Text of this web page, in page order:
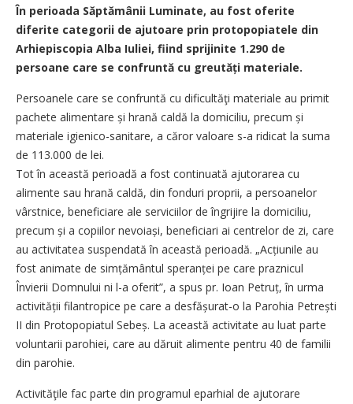
În perioada Săptămânii Luminate, au fost oferite
diferite categorii de ajutoare prin protopopiatele din
Arhiepiscopia Alba Iuliei, fiind sprijinite 1.290 de
persoane care se confruntă cu greutăți materiale.
Persoanele care se confruntă cu dificultăţi materiale au primit
pachete alimentare și hrană caldă la domiciliu, precum și
materiale igienico-sanitare, a căror valoare s-a ridicat la suma
de 113.000 de lei.
Tot în această perioadă a fost continuată ajutorarea cu
alimente sau hrană caldă, din fonduri proprii, a persoanelor
vârstnice, beneficiare ale serviciilor de îngrijire la domiciliu,
precum și a copiilor nevoiași, beneficiari ai centrelor de zi, care
au activitatea suspendată în această perioadă. „Acțiu­nile au
fost animate de simțămân­tul speranței pe care praznicul
Învierii Domnului ni l-a oferit”, a spus pr. Ioan Petruț, în urma
activității filantropice pe care a desfășurat-o la Parohia Petrești
II din Protopopiatul Sebeș. La această activitate au luat parte
voluntarii parohiei, care au dăruit alimente pentru 40 de familii
din parohie.
Activităţile fac parte din programul eparhial de ajutorare